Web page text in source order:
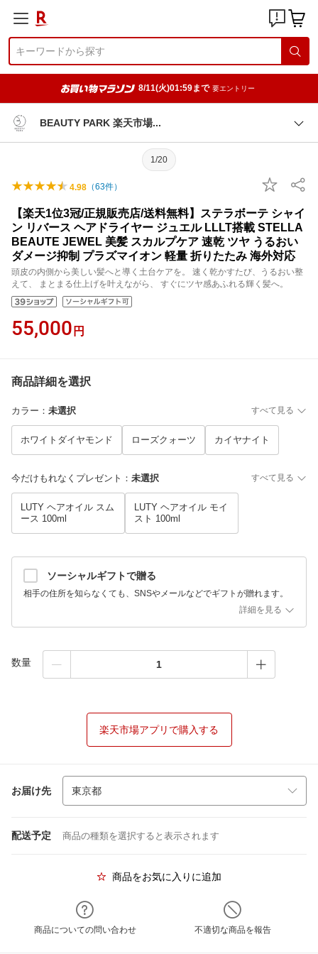
8/11(火)01:59まで 要エントリー
BEAUTY PARK 楽天市場
1/20
4.98 （63件）
【楽天1位3冠/正規販売店/送料無料】ステラボーテ シャイ
ン リバース ヘアドライヤー ジュエル LLLT搭載 STELLA
BEAUTE JEWEL 美髪 スカルプケア 速乾 ツヤ うるおい
ダメージ抑制 プラズマイオン 軽量 折りたたみ 海外対応
頭皮の内側から美しい髪へと導く土台ケアを。 速く乾かすたび、うるおい整
えて、 まとまる仕上げを叶えながら、 すぐにツヤ感あふれる輝く髪へ。
55,000 円
商品詳細を選択
カラー ： 未選択 すべて見る
ホワイトダイヤモンド ローズクォーツ カイヤナイト
今だけもれなくプレゼント ： 未選択 すべて見る
LUTY ヘアオイル スム
ース 100ml
LUTY ヘアオイル モイ
スト 100ml
ソーシャルギフトで贈る
相手の住所を知らなくても、SNSやメールなどでギフトが贈れます。
詳細を見る
数量
楽天市場アプリで購入する
お届け先
配送予定 商品の種類を選択すると表示されます
商品をお気に入りに追加
商品についての問い合わせ 不適切な商品を報告